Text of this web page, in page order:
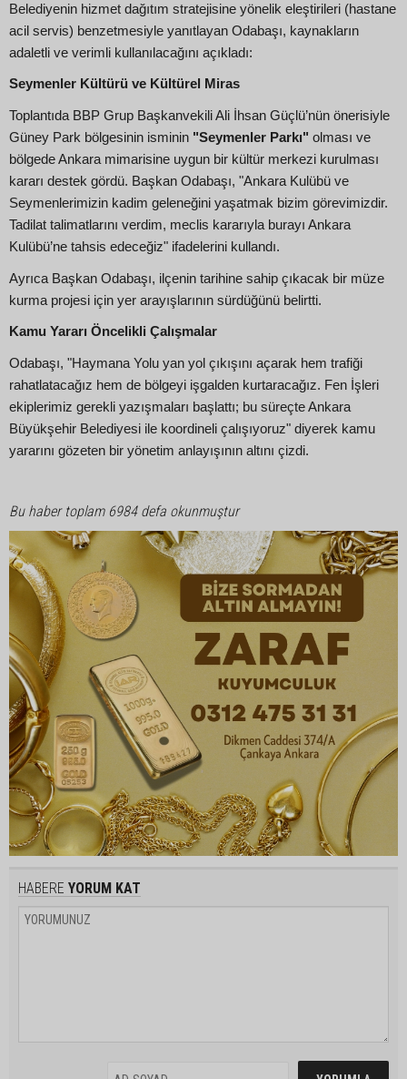
Belediyenin hizmet dağıtım stratejisine yönelik eleştirileri (hastane
acil servis) benzetmesiyle yanıtlayan Odabaşı, kaynakların
adaletli ve verimli kullanılacağını açıkladı:
Seymenler Kültürü ve Kültürel Miras
Toplantıda BBP Grup Başkanvekili Ali İhsan Güçlü’nün önerisiyle
Güney Park bölgesinin isminin "Seymenler Parkı" olması ve
bölgede Ankara mimarisine uygun bir kültür merkezi kurulması
kararı destek gördü. Başkan Odabaşı, "Ankara Kulübü ve
Seymenlerimizin kadim geleneğini yaşatmak bizim görevimizdir.
Tadilat talimatlarını verdim, meclis kararıyla burayı Ankara
Kulübü’ne tahsis edeceğiz" ifadelerini kullandı.
Ayrıca Başkan Odabaşı, ilçenin tarihine sahip çıkacak bir müze
kurma projesi için yer arayışlarının sürdüğünü belirtti.
Kamu Yararı Öncelikli Çalışmalar
Odabaşı, "Haymana Yolu yan yol çıkışını açarak hem trafiği
rahatlatacağız hem de bölgeyi işgalden kurtaracağız. Fen İşleri
ekiplerimiz gerekli yazışmaları başlattı; bu süreçte Ankara
Büyükşehir Belediyesi ile koordineli çalışıyoruz" diyerek kamu
yararını gözeten bir yönetim anlayışının altını çizdi.
Bu haber toplam 6984 defa okunmuştur
HABERE YORUM KAT